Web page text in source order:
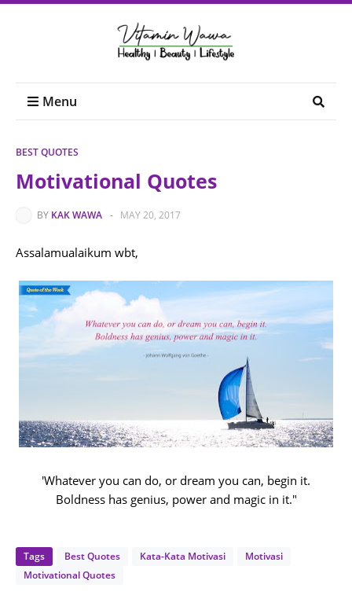
Menu
BEST QUOTES
Motivational Quotes
BY KAK WAWA - MAY 20, 2017
Assalamualaikum wbt,
'Whatever you can do, or dream you can, begin it.
Boldness has genius, power and magic in it."
Tags Best Quotes Kata-Kata Motivasi
Motivasi
Motivational Quotes